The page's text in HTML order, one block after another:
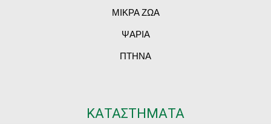
ΜΙΚΡΑ ΖΩΑ
ΨΑΡΙΑ
ΠΤΗΝΑ
ΚΑΤΑΣΤΗΜΑΤΑ